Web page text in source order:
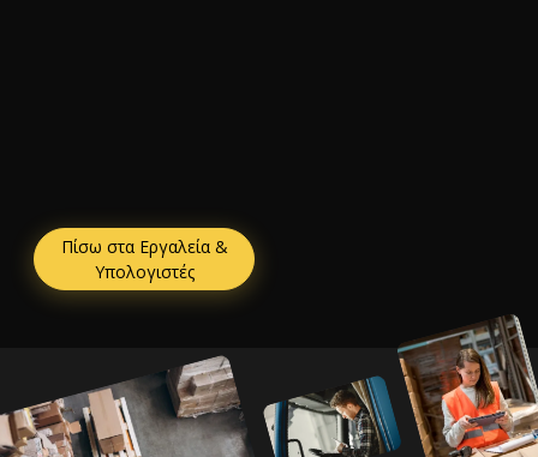
Πίσω στα Εργαλεία &
Υπολογιστές